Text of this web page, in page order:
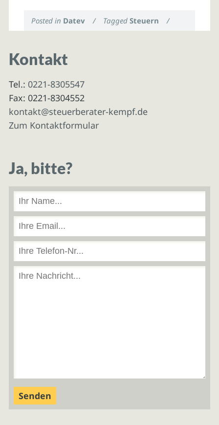
Posted in Datev / TaggedSteuern /
Kontakt
Tel.: 0221-8305547
Fax: 0221-8304552
kontakt@steuerberater-kempf.de
Zum Kontaktformular
Ja, bitte?